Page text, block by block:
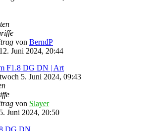
von BerndP
Juni 2024, 20:44
F1.8 DG DN | Art
5. Juni 2024, 09:43
von Slayer
Juni 2024, 20:50
DG DN